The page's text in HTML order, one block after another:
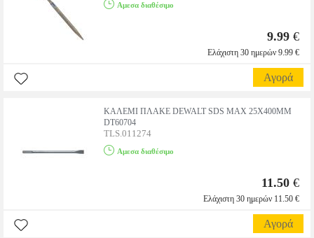
Αμεσα διαθέσιμο
9.99 €
Ελάχιστη 30 ημερών 9.99 €
Αγορά
ΚΑΛΕΜΙ ΠΛΑΚΕ DEWALT SDS MAX 25Χ400MM
DT60704
TLS.011274
Αμεσα διαθέσιμο
11.50 €
Ελάχιστη 30 ημερών 11.50 €
Αγορά